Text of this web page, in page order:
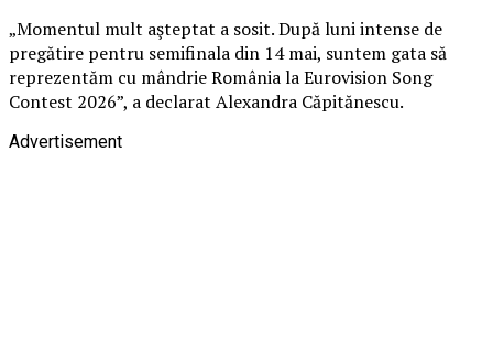
„Momentul mult aşteptat a sosit. După luni intense de
pregătire pentru semifinala din 14 mai, suntem gata să
reprezentăm cu mândrie România la Eurovision Song
Contest 2026”, a declarat Alexandra Căpitănescu.
Advertisement